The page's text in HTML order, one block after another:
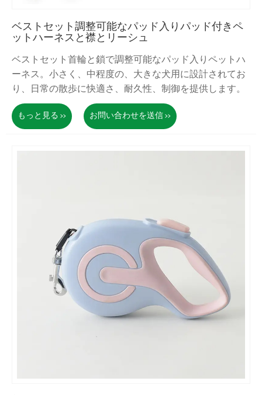
ベストセット調整可能なパッド入りパッド付きペ
ットハーネスと襟とリーシュ
ベストセット首輪と鎖で調整可能なパッド入りペットハ
ーネス。小さく、中程度の、大きな犬用に設計されてお
り、日常の散歩に快適さ、耐久性、制御を提供します。
もっと見る >> お問い合わせを送信 >>